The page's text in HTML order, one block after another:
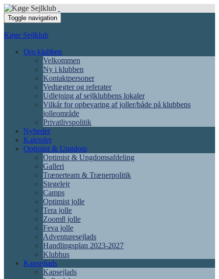
Toggle navigation
Køge Sejlklub
Om klubben
Velkommen
Ny i klubben
Kontaktpersoner
Vedtægter og referater
Udlejning af sejlklubbens lokaler
Vilkår for opbevaring af joller/både på klubbens
jolleområde
Privatlivspolitik
Nyheder
Kalender
Optimist & Ungdom
Optimist & Ungdomsafdeling
Galleri
Trænerteam & Trænerpolitik
Stegelejr
Camps
Optimist jolle
Tera jolle
Zoom8 jolle
Feva jolle
Adventuresejlads
Handlingsplan 2023-2027
Klubhus
Kapsejlads
Kapsejlads